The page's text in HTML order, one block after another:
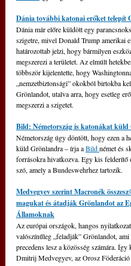
Dánia további katonai erőket telepít
Dánia már előre küldött egy
szigetre, mivel Donald Trump amerikai
határozottab jelzi, hogy bármilyen
megszerezi a területet. Az elmúlt
többször kijelentette, hogy
„nemzetbiztonsági” okokból birtokba
Grönlandot, utalva arra, hogy esetleg
megszerzi a szigetet.
Bild: Németország is katonákat
Németország úgy döntött, hogy ezen a
küld Grönlandra – írja a Bild német és
forrásokra hivatkozva. Egy kis felderítő
szó, amely a Bundeswehrhez tartozik.
Medvegyev szerint Macronék
magukat és átadják Grönlandot az
Államoknak
Az európai országok, hangos
valószínűleg „feladják” Grönlandot, ami
precedens lesz a közösség számára. Így
Dmitrij Medvegyev, az Orosz